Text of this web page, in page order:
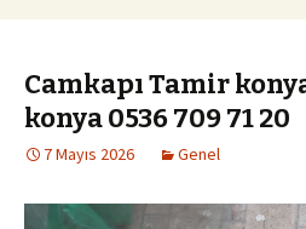
Camkapı Tamir
konya 0536 709 71 20
7 Mayıs 2026 Genel